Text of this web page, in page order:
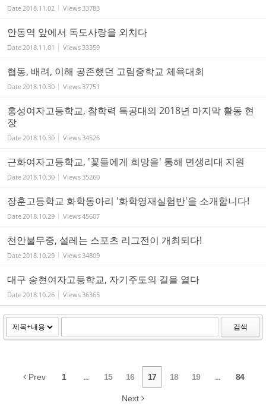
Date 2018.11.02 Views 33783
안동역 앞에서 독도사랑을 외치다
Date 2018.11.01 Views 33359
협동, 배려, 이해 공존했던 고림중학교 체육대회
Date 2018.10.30 Views 37751
홍성여자고등학교, 참학력 특공대의 2018년 마지막 활동 현
장
Date 2018.10.30 Views 34526
근화여자고등학교, '꽃들에게 희망을' 통해 면생리대 지원
Date 2018.10.30 Views 35260
장훈고등학교 화학동아리 '화학영재실험반'을 소개합니다!
Date 2018.10.29 Views45607
천안불무중, 설레는 스포츠 리그전이 개최되다!
Date 2018.10.29 Views 34809
대구 송현여자고등학교, 자기주도의 길을 열다
Date 2018.10.26 Views 36365
검색
Prev 1 ... 15 16 17 18 19 ... 84
Next